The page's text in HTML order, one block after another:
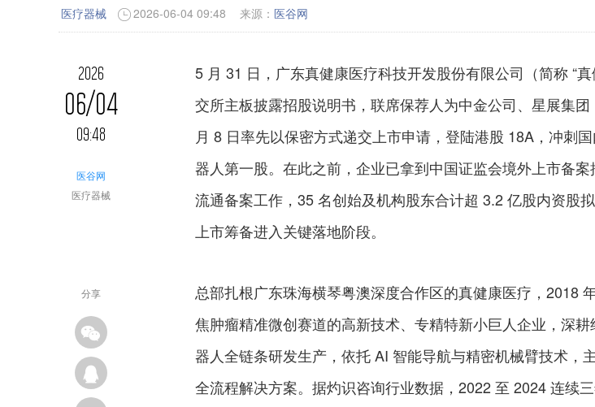
医疗器械 2026-06-04 09:48 来源： 医谷网
2026
06/04
09:48
医谷网
医疗器械
分享
5 月 31 日，广东真健康医疗科技开发股份有限公司（简称 “
交所主板披露招股说明书，联席保荐人为中金公司、星展集
月 8 日率先以保密方式递交上市申请，登陆港股 18A，冲刺
器人第一股。在此之前，企业已拿到中国证监会境外上市备
流通备案工作，35 名创始及机构股东合计超 3.2 亿股内资股
上市筹备进入关键落地阶段。
总部扎根广东珠海横琴粤澳深度合作区的真健康医疗，2018
焦肿瘤精准微创赛道的高新技术、专精特新小巨人企业，深
器人全链条研发生产，依托 AI 智能导航与精密机械臂技术，
全流程解决方案。据灼识咨询行业数据，2022 至 2024 连续